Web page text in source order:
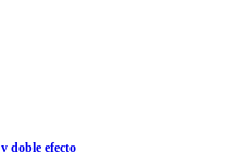
doble efecto